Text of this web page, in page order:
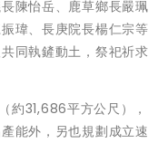
陳怡岳、鹿草鄉長嚴珮
瑋、長庚院長楊仁宗等
同執鏟動土，祭祀祈求
約31,686平方公尺），
能外，另也規劃成立速